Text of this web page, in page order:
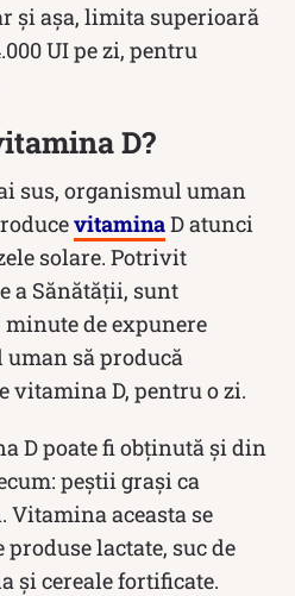
și așa, limita superioară
UI pe zi, pentru
D?
sus, organismul uman
vitaminaD atunci
solare. Potrivit
a Sănătății, sunt
de expunere
să producă
vitamina D, pentru o zi.
D poate fi obținută și din
peștii grași ca
Vitamina aceasta se
lactate, suc de
și cereale fortificate.